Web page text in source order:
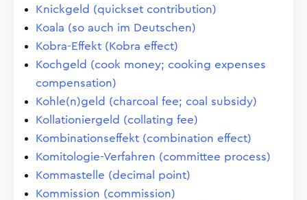
Knickgeld (quickset contribution)
Koala (so auch im Deutschen)
Kobra-Effekt (Kobra effect)
Kochgeld (cook money; cooking expenses
compensation)
Kohle(n)geld (charcoal fee; coal subsidy)
Kollationiergeld (collating fee)
Kombinationseffekt (combination effect)
Komitologie-Verfahren (committee process)
Kommastelle (decimal point)
Kommission (commission)